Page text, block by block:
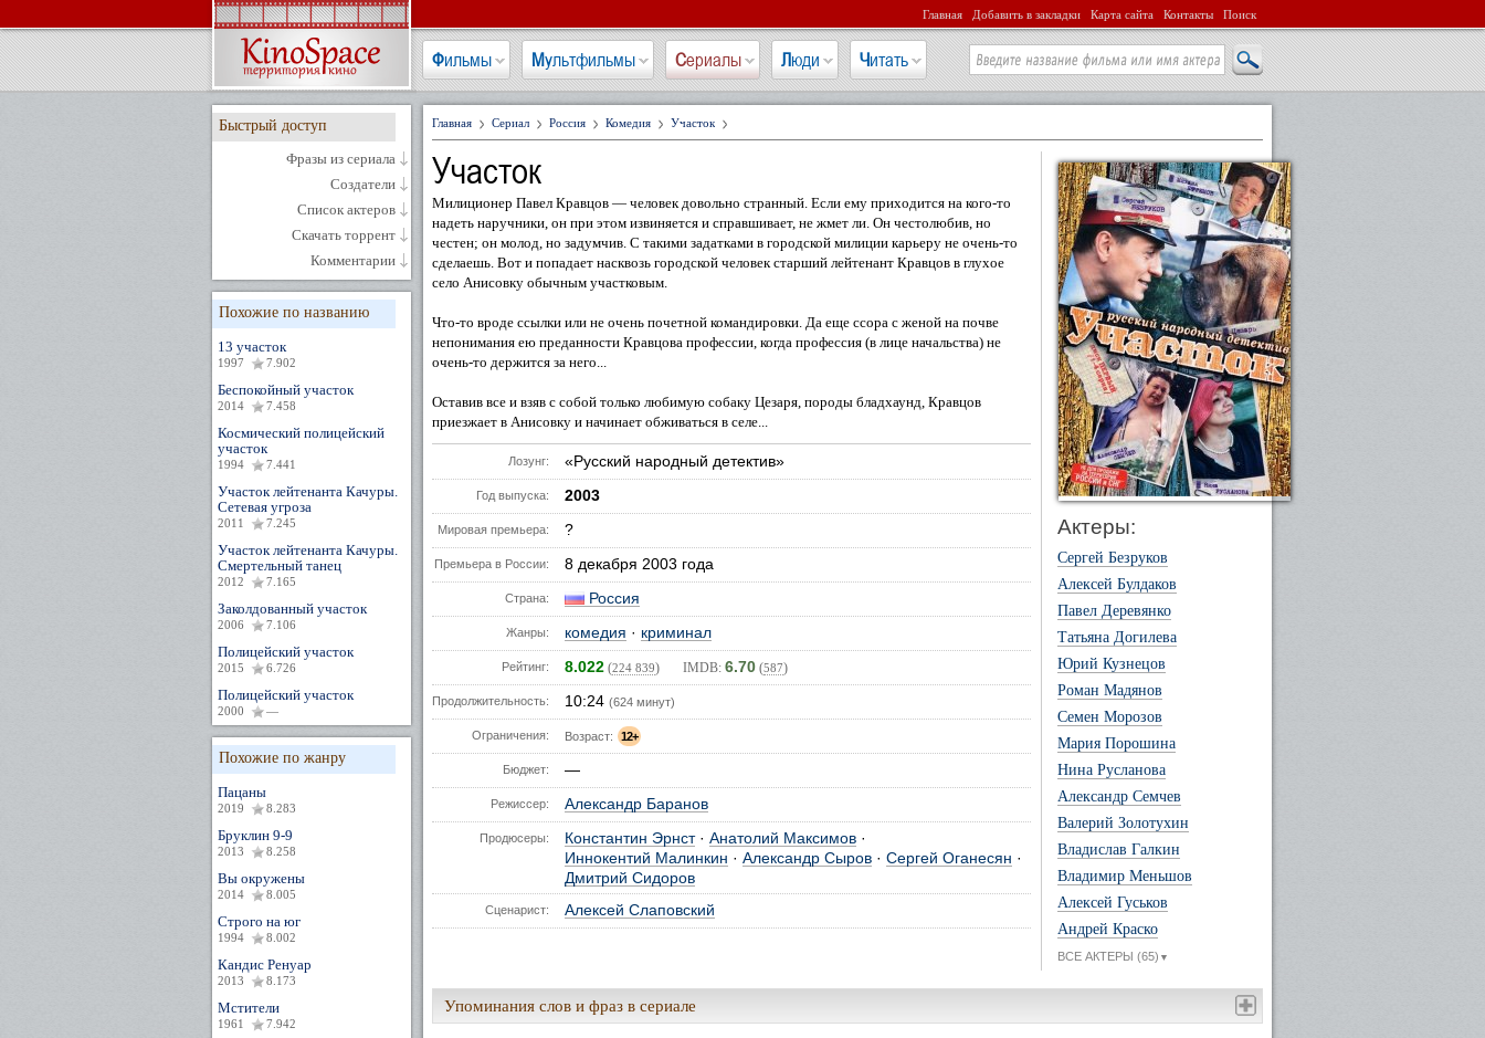
Главная Добавить в закладки Карта сайта Контакты Поиск
Фильмы Мультфильмы Сериалы Люди Читать
Быстрый доступ
Фразы из сериала
Создатели
Список актеров
Скачать торрент
Комментарии
Похожие по названию
13 участок
1997 7.902
Беспокойный участок
2014 7.458
Космический полицейский
участок
1994 7.441
Участок лейтенанта Качуры.
Сетевая угроза
2011 7.245
Участок лейтенанта Качуры.
Смертельный танец
2012 7.165
Заколдованный участок
2006 7.106
Полицейский участок
2015 6.726
Полицейский участок
2000 —
Похожие по жанру
Пацаны
2019 8.283
Бруклин 9-9
2013 8.258
Вы окружены
2014 8.005
Строго на юг
1994 8.002
Кандис Ренуар
2013 8.173
Мстители
1961 7.942
Главная Сериал Россия Комедия Участок
Участок
Милиционер Павел Кравцов — человек довольно странный. Если ему приходится на кого-то
надеть наручники, он при этом извиняется и справшивает, не жмет ли. Он честолюбив, но
честен; он молод, но задумчив. С такими задатками в городской милиции карьеру не очень-то
сделаешь. Вот и попадает насквозь городской человек старший лейтенант Кравцов в глухое
село Анисовку обычным участковым.
Что-то вроде ссылки или не очень почетной командировки. Да еще ссора с женой на почве
непонимания ею преданности Кравцова профессии, когда профессия (в лице начальства) не
очень-то держится за него...
Оставив все и взяв с собой только любимую собаку Цезаря, породы бладхаунд, Кравцов
приезжает в Анисовку и начинает обживаться в селе...
Лозунг: «Русский народный детектив»
Год выпуска: 2003
Мировая премьера: ?
Премьера в России: 8 декабря 2003 года
Страна: Россия
Жанры: комедия · криминал
Рейтинг: 8.022 (224 839) IMDB: 6.70 (587)
Продолжительность: 10:24 (624 минут)
Ограничения: Возраст: 12+
Бюджет: —
Режиссер: Александр Баранов
Продюсеры: Константин Эрнст· Анатолий Максимов ·
Иннокентий Малинкин · Александр Сыров · Сергей Оганесян ·
Дмитрий Сидоров
Сценарист: Алексей Слаповский
Актеры:
Сергей Безруков
Алексей Булдаков
Павел Деревянко
Татьяна Догилева
Юрий Кузнецов
Роман Мадянов
Семен Морозов
Мария Порошина
Нина Русланова
Александр Семчев
Валерий Золотухин
Владислав Галкин
Владимир Меньшов
Алексей Гуськов
Андрей Краско
ВСЕ АКТЕРЫ (65) ▼
Упоминания слов и фраз в сериале